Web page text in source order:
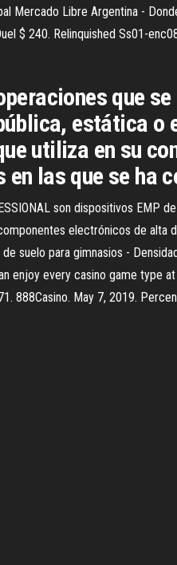
Mercado Libre Argentina -
$ 240. Relinquished Ss01-
que se
estática o
utiliza en su
las que se ha
son dispositivos EMP
electrónicos de alta
suelo para gimnasios -
enjoy every casino game type
888Casino. May 7, 2019.